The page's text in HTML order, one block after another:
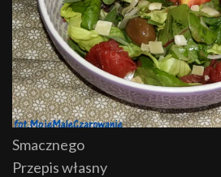
Smacznego
Przepis własny